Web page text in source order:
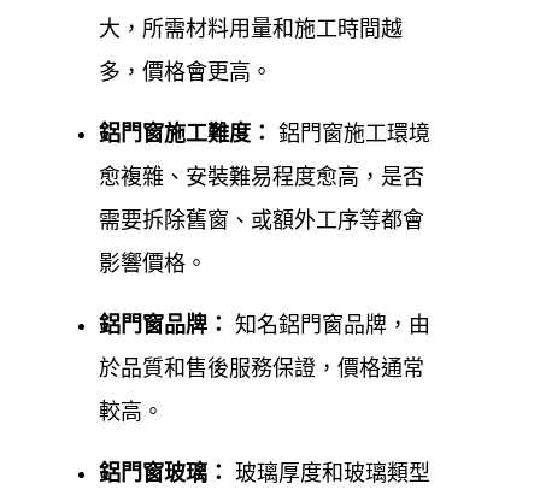
官方網站: https://www.0800-707-808.com/
解更多資訊
服務區域：涵蓋桃園大園地區及新北市其他
區域。
桃園大園鋁門窗安裝、桃園大園鋁
桃園大園鋁門窗更換
熱忱服務帶給客戶，同時是台灣一線氣密窗、隔音窗
大，所需材料用量和施工時間越
多，價格會更高。
鋁門窗施工難度： 鋁門窗施工環境
愈複雜、安裝難易程度愈高，是否
需要拆除舊窗、或額外工序等都會
影響價格。
鋁門窗品牌： 知名鋁門窗品牌，由
於品質和售後服務保證，價格通常
較高。
鋁門窗玻璃： 玻璃厚度和玻璃類型